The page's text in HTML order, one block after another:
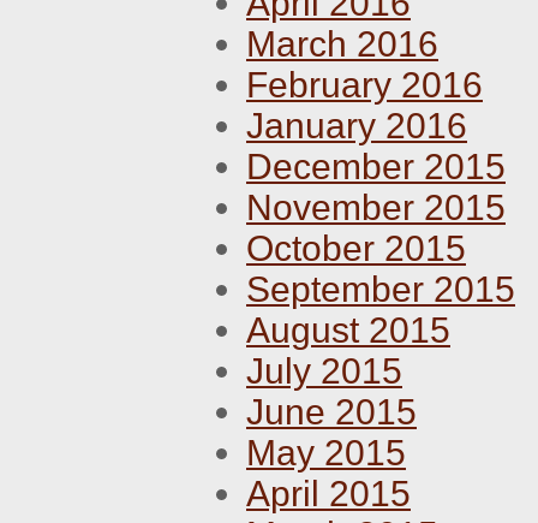
March 2016
February 2016
January 2016
December 2015
November 2015
October 2015
September 2015
August 2015
July 2015
June 2015
May 2015
April 2015